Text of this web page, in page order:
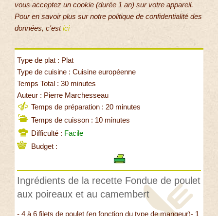
vous acceptez un cookie (durée 1 an) sur votre appareil.
Pour en savoir plus sur notre politique de confidentialité des
données, c'estici
Type de plat : Plat
Type de cuisine : Cuisine européenne
Temps Total : 30 minutes
Auteur : Pierre Marchesseau
Temps de préparation : 20 minutes
Temps de cuisson : 10 minutes
Difficulté : Facile
Budget :
Ingrédients de la recette Fondue de poulet
aux poireaux et au camembert
- 4 à 6 filets de poulet (en fonction du type de mangeur)- 1